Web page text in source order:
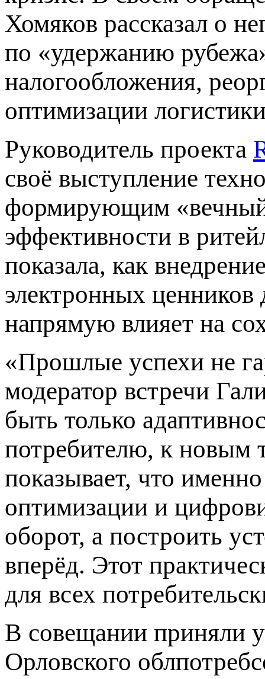
Хомяков рассказал о
по «удержанию
налогообложения,
оптимизации
Руководитель проекта
своё выступление
формирующим «вечный
эффективности в
показала, как
электронных
напрямую влияет на
«Прошлые успехи не
модератор встречи
быть только
потребителю, к новым
показывает, что
оптимизации и
оборот, а построить
вперёд. Этот
для всех
В совещании приняли
Орловского